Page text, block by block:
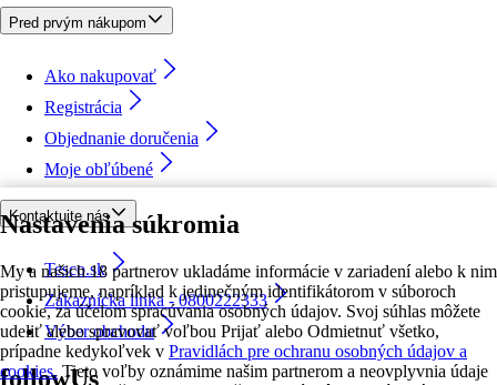
Nastavenia súkromia
My a našich 18 partnerov ukladáme informácie v zariadení alebo k nim
pristupujeme, napríklad k jedinečným identifikátorom v súboroch
cookie, za účelom spracúvania osobných údajov. Svoj súhlas môžete
udeliť alebo spravovať voľbou Prijať alebo Odmietnuť všetko,
prípadne kedykoľvek v Pravidlách pre ochranu osobných údajov a
cookies. Tieto voľby oznámime našim partnerom a neovplyvnia údaje
Pred prvým nákupom
Ako nakupovať
Registrácia
Objednanie doručenia
Moje obľúbené
Kontaktujte nás
Tesco.sk
Zákaznícka linka - 0800222333
Výber obchodu
followUs